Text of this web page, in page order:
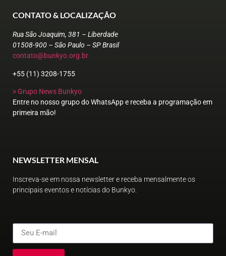
CONTATO & LOCALIZAÇÃO
Rua São Joaquim, 381 – Liberdade
01508-900 – São Paulo – SP Brasil
contato@bunkyo.org.br
+55 (11) 3208-1755
> Grupo News Bunkyo
Entre no nosso grupo do WhatsApp e receba a programação em
primeira mão!
NEWSLETTER MENSAL
Inscreva-se em nossa newsletter e receba mensalmente os
principais eventos e notícias do Bunkyo.